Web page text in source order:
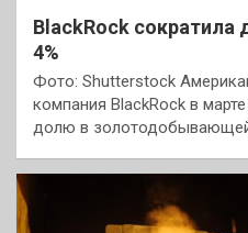
BlackRock
4%
Фото: Shutterstock
компания BlackRock в
долю в золотодобывающей